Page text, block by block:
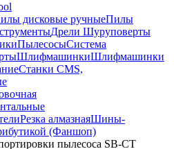
дисковые ручныеПилы
Дрели Шуруповерты
ПылесосыСистема
ШлифмашинкиШлифмашинки
Станки CMS,
Резка алмазнаяШины-
(Фаншоп)
пылесоса SB-CT